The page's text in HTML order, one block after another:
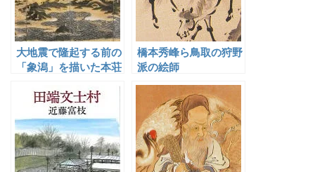
大地震で隆起する前の
「象潟」を描いた本荘
橋本秀峰ら鳥取の狩野
派の絵師